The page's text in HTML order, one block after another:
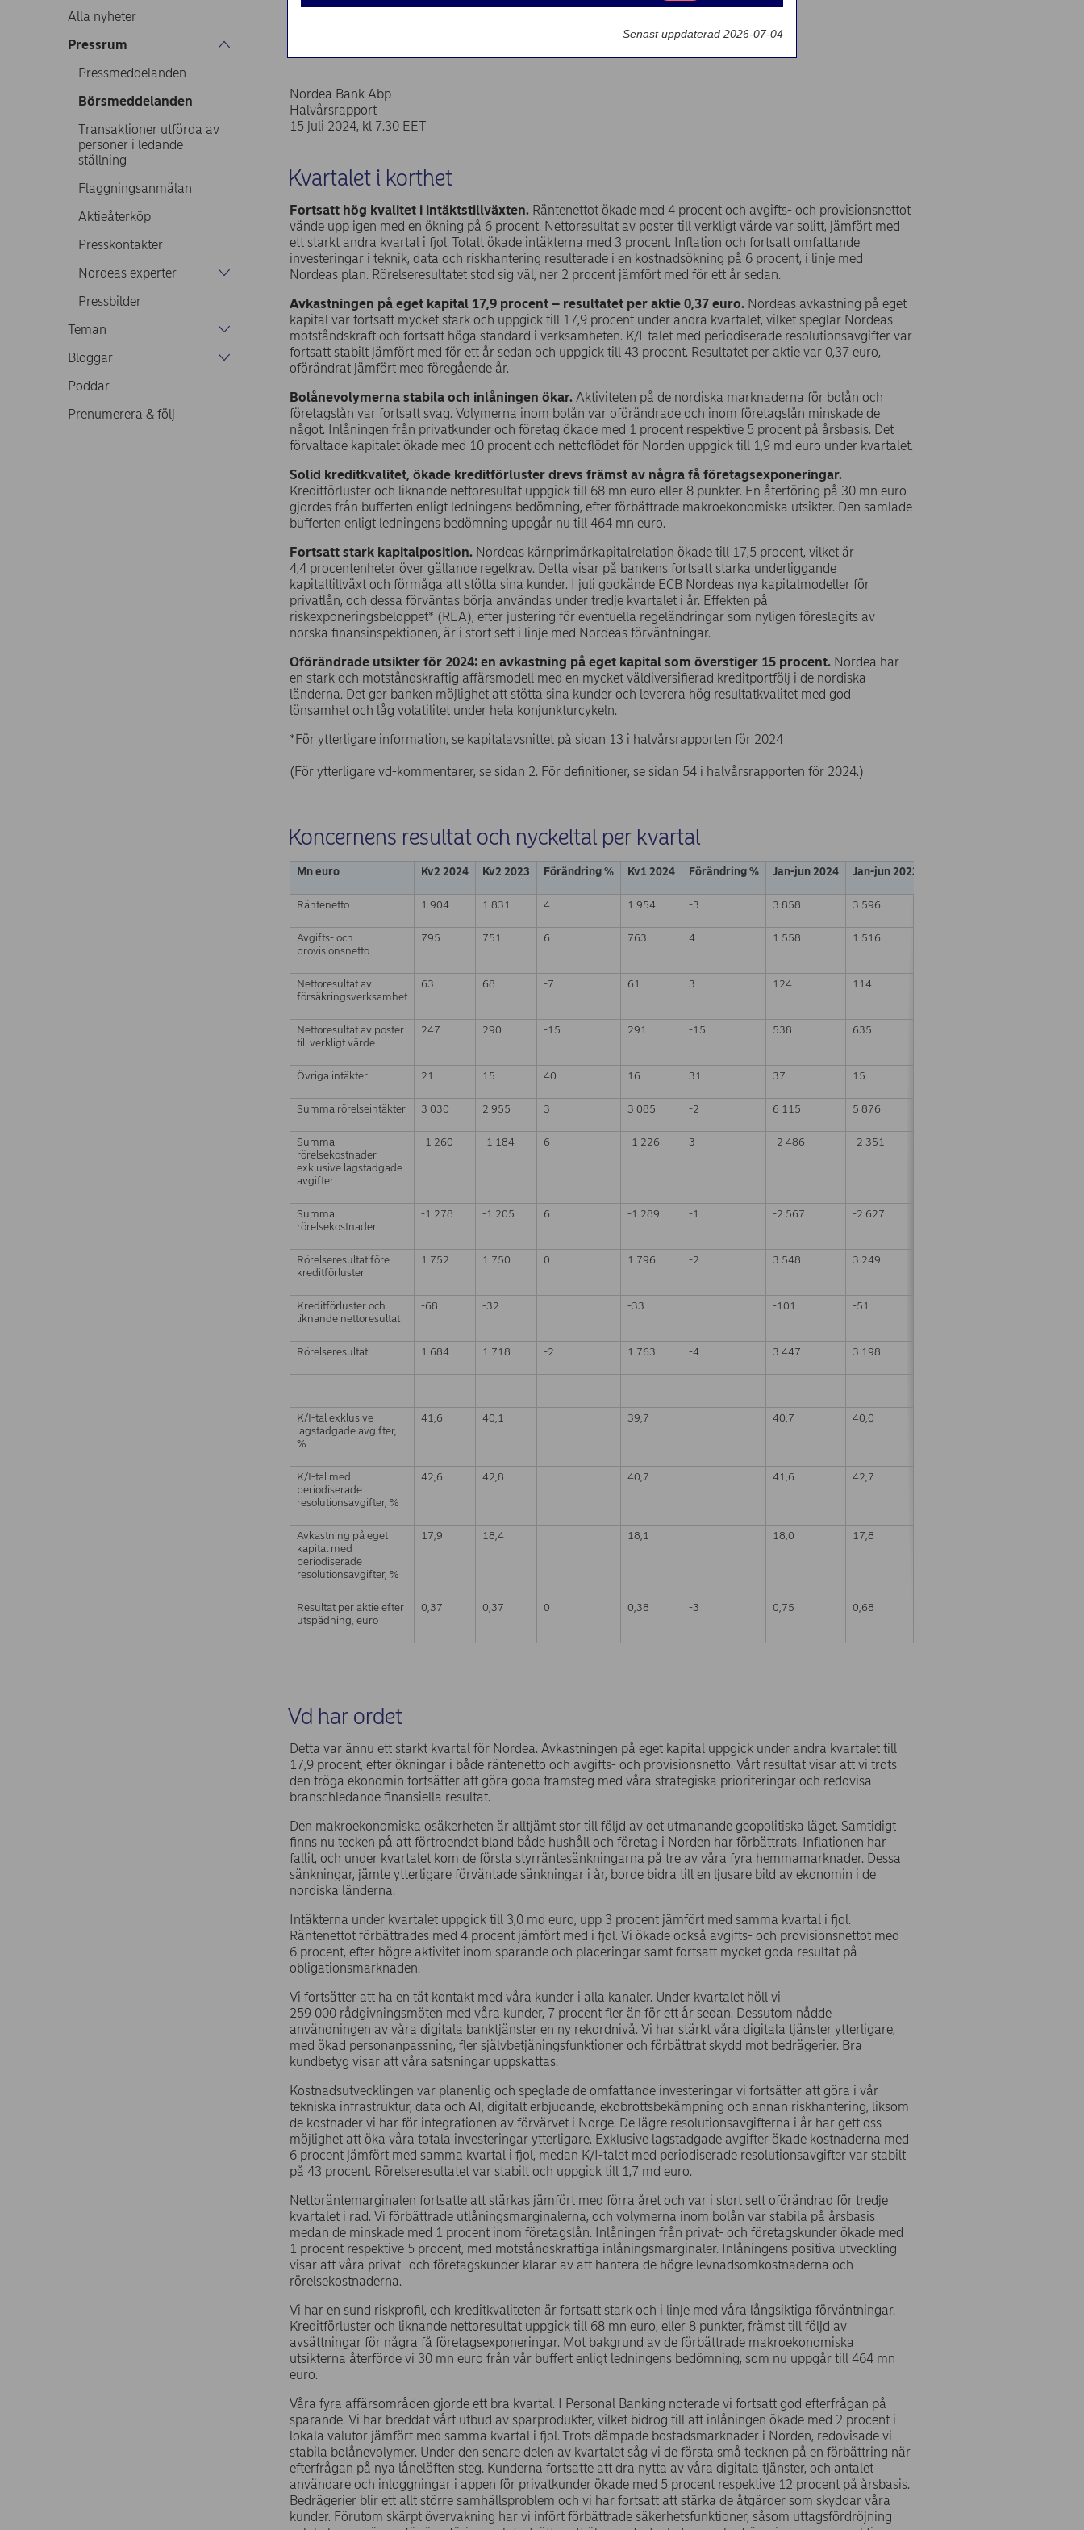
Alla nyheter
Pressrum
Pressmeddelanden
Börsmeddelanden
Transaktioner utförda av
personer i ledande
ställning
Flaggningsanmälan
Aktieåterköp
Presskontakter
Nordeas experter
Pressbilder
Teman
Bloggar
Poddar
Prenumerera & följ
Nordea Bank Abp
Halvårsrapport
15 juli 2024, kl 7.30 EET
Kvartalet i korthet
Fortsatt hög kvalitet i intäktstillväxten. Räntenettot ökade med 4 procent och avgifts- och provisionsnettot
vände upp igen med en ökning på 6 procent. Nettoresultat av poster till verkligt värde var solitt, jämfört med
ett starkt andra kvartal i fjol. Totalt ökade intäkterna med 3 procent. Inflation och fortsatt omfattande
investeringar i teknik, data och riskhantering resulterade i en kostnadsökning på 6 procent, i linje med
Nordeas plan. Rörelseresultatet stod sig väl, ner 2 procent jämfört med för ett år sedan.
Avkastningen på eget kapital 17,9 procent – resultatet per aktie 0,37 euro. Nordeas avkastning på eget
kapital var fortsatt mycket stark och uppgick till 17,9 procent under andra kvartalet, vilket speglar Nordeas
motståndskraft och fortsatt höga standard i verksamheten. K/I-talet med periodiserade resolutionsavgifter var
fortsatt stabilt jämfört med för ett år sedan och uppgick till 43 procent. Resultatet per aktie var 0,37 euro,
oförändrat jämfört med föregående år.
Bolånevolymerna stabila och inlåningen ökar.Aktiviteten på de nordiska marknaderna för bolån och
företagslån var fortsatt svag. Volymerna inom bolån var oförändrade och inom företagslån minskade de
något. Inlåningen från privatkunder och företag ökade med 1 procent respektive 5 procent på årsbasis. Det
förvaltade kapitalet ökade med 10 procent och nettoflödet för Norden uppgick till 1,9 md euro under kvartalet.
Solid kreditkvalitet, ökade kreditförluster drevs främst av några få företagsexponeringar.
Kreditförluster och liknande nettoresultat uppgick till 68 mn euro eller 8 punkter. En återföring på 30 mn euro
gjordes från bufferten enligt ledningens bedömning, efter förbättrade makroekonomiska utsikter. Den samlade
bufferten enligt ledningens bedömning uppgår nu till 464 mn euro.
Fortsatt stark kapitalposition. Nordeas kärnprimärkapitalrelation ökade till 17,5 procent, vilket är
4,4 procentenheter över gällande regelkrav. Detta visar på bankens fortsatt starka underliggande
kapitaltillväxt och förmåga att stötta sina kunder. I juli godkände ECB Nordeas nya kapitalmodeller för
privatlån, och dessa förväntas börja användas under tredje kvartalet i år. Effekten på
riskexponeringsbeloppet* (REA), efter justering för eventuella regeländringar som nyligen föreslagits av
norska finansinspektionen, är i stort sett i linje med Nordeas förväntningar.
Oförändrade utsikter för 2024: en avkastning på eget kapital som överstiger 15 procent. Nordea har
en stark och motståndskraftig affärsmodell med en mycket väldiversifierad kreditportfölj i de nordiska
länderna. Det ger banken möjlighet att stötta sina kunder och leverera hög resultatkvalitet med god
lönsamhet och låg volatilitet under hela konjunkturcykeln.
*För ytterligare information, se kapitalavsnittet på sidan 13 i halvårsrapporten för 2024
(För ytterligare vd-kommentarer, se sidan 2. För definitioner, se sidan 54 i halvårsrapporten för 2024.)
Koncernens resultat och nyckeltal per kvartal
Mn euro Kv2 2024 Kv2 2023 Förändring % Kv1 2024 Förändring % Jan-jun 2024 Jan-jun 2023
Räntenetto 1 904 1 831 4 1 954 -3 3 858 3 596
Avgifts- och
provisionsnetto
795 751 6 763 4 1 558 1 516
Nettoresultat av
försäkringsverksamhet
63 68 -7 61 3 124 114
Nettoresultat av poster
till verkligt värde
247 290 -15 291 -15 538 635
Övriga intäkter 21 15 40 16 31 37 15
Summa rörelseintäkter 3 030 2 955 3 3 085 -2 6 115 5 876
Summa
rörelsekostnader
exklusive lagstadgade
avgifter
-1 260 -1 184 6 -1 226 3 -2 486 -2 351
Summa
rörelsekostnader
-1 278 -1 205 6 -1 289 -1 -2 567 -2 627
Rörelseresultat före
kreditförluster
1 752 1 750 0 1 796 -2 3 548 3 249
Kreditförluster och
liknande nettoresultat
-68 -32 -33 -101 -51
Rörelseresultat 1 684 1 718 -2 1 763 -4 3 447 3 198
K/I-tal exklusive
lagstadgade avgifter,
%
41,6 40,1 39,7 40,7 40,0
K/I-tal med
periodiserade
resolutionsavgifter, %
42,6 42,8 40,7 41,6 42,7
Avkastning på eget
kapital med
periodiserade
resolutionsavgifter, %
17,9 18,4 18,1 18,0 17,8
Resultat per aktie efter
utspädning, euro
0,37 0,37 0 0,38 -3 0,75 0,68
Vd har ordet
Detta var ännu ett starkt kvartal för Nordea. Avkastningen på eget kapital uppgick under andra kvartalet till
17,9 procent, efter ökningar i både räntenetto och avgifts- och provisionsnetto. Vårt resultat visar att vi trots
den tröga ekonomin fortsätter att göra goda framsteg med våra strategiska prioriteringar och redovisa
branschledande finansiella resultat.
Den makroekonomiska osäkerheten är alltjämt stor till följd av det utmanande geopolitiska läget. Samtidigt
finns nu tecken på att förtroendet bland både hushåll och företag i Norden har förbättrats. Inflationen har
fallit, och under kvartalet kom de första styrräntesänkningarna på tre av våra fyra hemmamarknader. Dessa
sänkningar, jämte ytterligare förväntade sänkningar i år, borde bidra till en ljusare bild av ekonomin i de
nordiska länderna.
Intäkterna under kvartalet uppgick till 3,0 md euro, upp 3 procent jämfört med samma kvartal i fjol.
Räntenettot förbättrades med 4 procent jämfört med i fjol. Vi ökade också avgifts- och provisionsnettot med
6 procent, efter högre aktivitet inom sparande och placeringar samt fortsatt mycket goda resultat på
obligationsmarknaden.
Vi fortsätter att ha en tät kontakt med våra kunder i alla kanaler. Under kvartalet höll vi
259 000 rådgivningsmöten med våra kunder, 7 procent fler än för ett år sedan. Dessutom nådde
användningen av våra digitala banktjänster en ny rekordnivå. Vi har stärkt våra digitala tjänster ytterligare,
med ökad personanpassning, fler självbetjäningsfunktioner och förbättrat skydd mot bedrägerier. Bra
kundbetyg visar att våra satsningar uppskattas.
Kostnadsutvecklingen var planenlig och speglade de omfattande investeringar vi fortsätter att göra i vår
tekniska infrastruktur, data och AI, digitalt erbjudande, ekobrottsbekämpning och annan riskhantering, liksom
de kostnader vi har för integrationen av förvärvet i Norge. De lägre resolutionsavgifterna i år har gett oss
möjlighet att öka våra totala investeringar ytterligare. Exklusive lagstadgade avgifter ökade kostnaderna med
6 procent jämfört med samma kvartal i fjol, medan K/I-talet med periodiserade resolutionsavgifter var stabilt
på 43 procent. Rörelseresultatet var stabilt och uppgick till 1,7 md euro.
Nettoräntemarginalen fortsatte att stärkas jämfört med förra året och var i stort sett oförändrad för tredje
kvartalet i rad. Vi förbättrade utlåningsmarginalerna, och volymerna inom bolån var stabila på årsbasis
medan de minskade med 1 procent inom företagslån. Inlåningen från privat- och företagskunder ökade med
1 procent respektive 5 procent, med motståndskraftiga inlåningsmarginaler. Inlåningens positiva utveckling
visar att våra privat- och företagskunder klarar av att hantera de högre levnadsomkostnaderna och
rörelsekostnaderna.
Vi har en sund riskprofil, och kreditkvaliteten är fortsatt stark och i linje med våra långsiktiga förväntningar.
Kreditförluster och liknande nettoresultat uppgick till 68 mn euro, eller 8 punkter, främst till följd av
avsättningar för några få företagsexponeringar. Mot bakgrund av de förbättrade makroekonomiska
utsikterna återförde vi 30 mn euro från vår buffert enligt ledningens bedömning, som nu uppgår till 464 mn
euro.
Våra fyra affärsområden gjorde ett bra kvartal. I Personal Banking noterade vi fortsatt god efterfrågan på
sparande. Vi har breddat vårt utbud av sparprodukter, vilket bidrog till att inlåningen ökade med 2 procent i
lokala valutor jämfört med samma kvartal i fjol. Trots dämpade bostadsmarknader i Norden, redovisade vi
stabila bolånevolymer. Under den senare delen av kvartalet såg vi de första små tecknen på en förbättring när
efterfrågan på nya lånelöften steg. Kunderna fortsatte att dra nytta av våra digitala tjänster, och antalet
användare och inloggningar i appen för privatkunder ökade med 5 procent respektive 12 procent på årsbasis.
Bedrägerier blir ett allt större samhällsproblem och vi har fortsatt att stärka de åtgärder som skyddar våra
kunder. Förutom skärpt övervakning har vi infört förbättrade säkerhetsfunktioner, såsom uttagsfördröjning
Marknadsföring
Senast uppdaterad 2026-07-04